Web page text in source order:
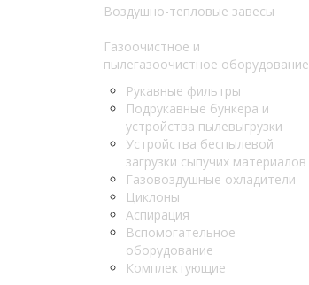
Воздушно-тепловые завесы
Газоочистное и
пылегазоочистное оборудование
Рукавные фильтры
Подрукавные бункера и
устройства пылевыгрузки
Устройства беспылевой
загрузки сыпучих материалов
Газовоздушные охладители
Циклоны
Аспирация
Вспомогательное
оборудование
Комплектующие